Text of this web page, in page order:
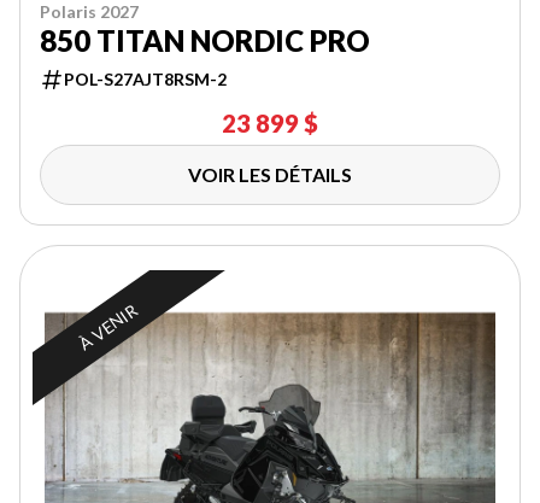
Polaris 2027
850 TITAN NORDIC PRO
POL-S27AJT8RSM-2
23 899 $
VOIR LES DÉTAILS
À VENIR